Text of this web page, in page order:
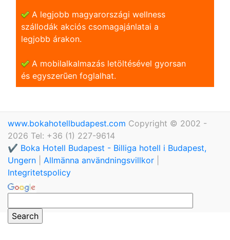
A legjobb magyarországi wellness
szállodák akciós csomagajánlatai a
legjobb árakon.
A mobilalkalmazás letöltésével gyorsan
és egyszerũen foglalhat.
www.bokahotellbudapest.com Copyright © 2002 -
2026 Tel: +36 (1) 227-9614
✔️ Boka Hotell Budapest - Billiga hotell i Budapest,
Ungern
Allmänna användningsvillkor
Integritetspolicy